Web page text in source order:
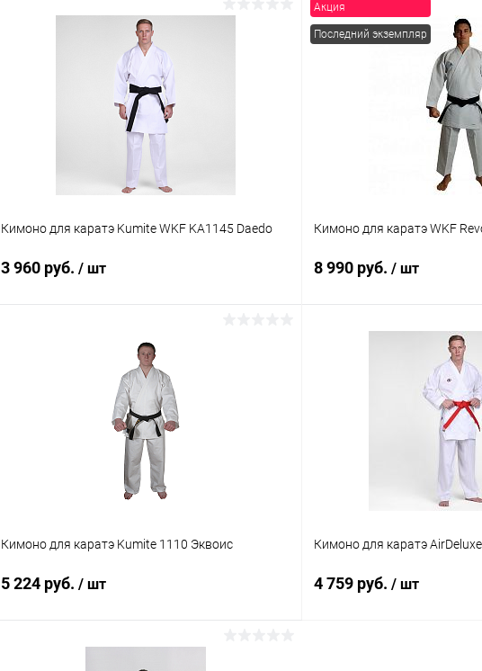
Кимоно для каратэ Kumite WKF KA1145 Daedo
3 960 руб. / шт
В корзину
Акция
Последний экземпляр
Кимоно для каратэ WKF
8 990 руб. / шт
В
Кимоно для каратэ Kumite 1110 Эквоис
5 224 руб. / шт
Кимоно для каратэ
4 759 руб. / шт